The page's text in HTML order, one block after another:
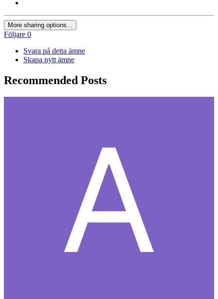
More sharing options...
Följare 0
Svara på detta ämne
Skapa nytt ämne
Recommended Posts